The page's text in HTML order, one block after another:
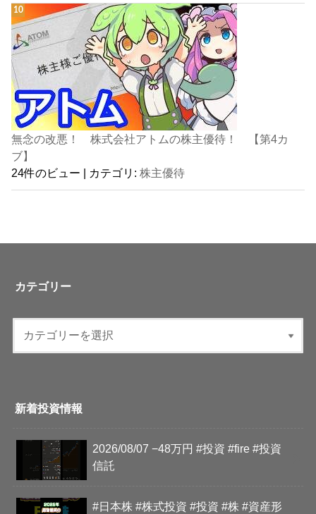
無念の改悪！ 株式会社アトムの株主優待！ 【第4カ
ブ】
24件のビュー | カテゴリ:株主優待
カテゴリー
新着投資情報
2026/08/07 −48万円 #投資 #fire #投資
信託
#日本株 #株式投資 #投資 #株 #資産形